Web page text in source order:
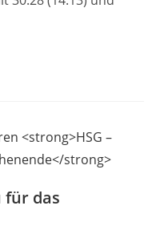
für das